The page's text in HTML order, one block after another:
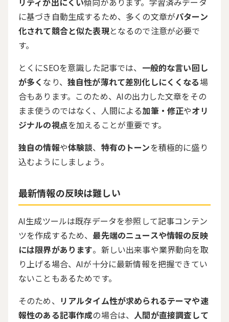
に基づき自動生成するため、多くの文章がパターン
化されて競合と似た表現となるので注意が必要で
す。
とくにSEOを意識した記事では、 一般的な言い回し
が多く なり、 独自性が薄れて差別化しにくくなる場
合もあります。このため、AIの出力した文章をその
まま使うのではなく、人間による加筆・修正やオリ
ジナルの視点を加えることが重要です。
独自の情報や体験談、 特有のトーンを積極的に盛り
込むようにしましょう。
最新情報の反映は難しい
AI生成ツールは既存データを参照して記事コンテン
ツを作成するため、 最先端のニュースや情報の反映
には限界があります。新しい出来事や業界動向を取
り上げる場合、AIが十分に最新情報を把握できてい
ないこともあるためです。
そのため、 リアルタイム性が求められるテーマや速
報性のある記事作成の場合は、人間が直接調査して